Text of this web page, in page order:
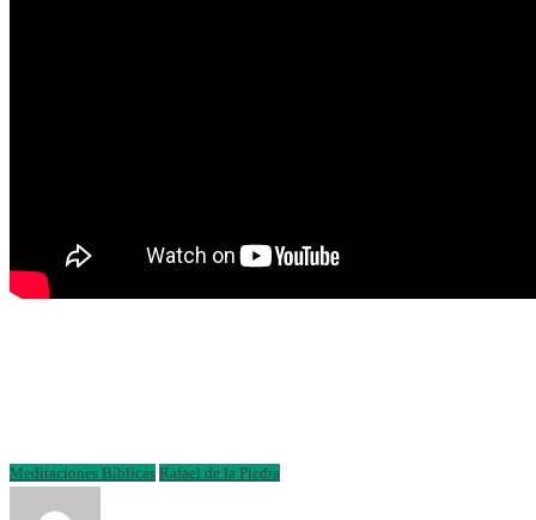
Meditaciones Bíblicas Rafael de la Piedra